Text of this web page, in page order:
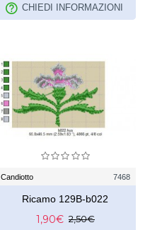
CHIEDI INFORMAZIONI
Candiotto 7468
Ricamo 129B-b022
1,90€ 2,50€